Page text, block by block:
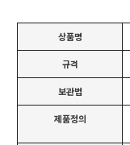
상품명
규격
보관법
제품정의